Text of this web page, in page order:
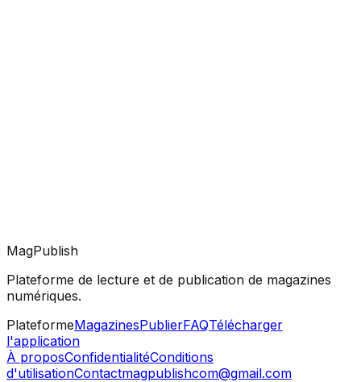
MagPublish
Plateforme de lecture et de publication de magazines
numériques.
PlateformeMagazinesPublierFAQTélécharger
l'application
À proposConfidentialitéConditions
d'utilisationContactmagpublishcom@gmail.com